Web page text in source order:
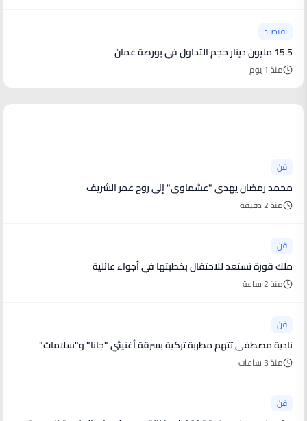
اقتصاد
15.5 مليون دينار حجم التداول في بورصة عمان
منذ 1 يوم
فن
محمد رمضان يهدي "عشماوي" إلى روح عمر الشريف
منذ 2 دقيقة
فن
ملك قورة تستعد للاحتفال بخطبتها في أجواء عائلية
منذ 2 ساعة
فن
نادية مصطفى تتهم مطربة تركية بسرقة أغنيتَي "جانا" و"سلامات"
منذ 3 ساعات
فن